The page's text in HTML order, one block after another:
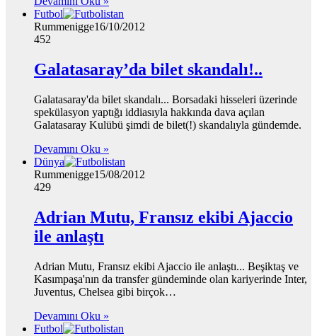
Futbol
Rummenigge16/10/2012
452
Galatasaray’da bilet skandalı!..
Galatasaray'da bilet skandalı... Borsadaki hisseleri üzerinde
spekülasyon yaptığı iddiasıyla hakkında dava açılan
Galatasaray Kulübü şimdi de bilet(!) skandalıyla gündemde.
Devamını Oku »
Dünya
Rummenigge15/08/2012
429
Adrian Mutu, Fransız ekibi Ajaccio
ile anlaştı
Adrian Mutu, Fransız ekibi Ajaccio ile anlaştı... Beşiktaş ve
Kasımpaşa'nın da transfer gündeminde olan kariyerinde Inter,
Juventus, Chelsea gibi birçok…
Devamını Oku »
Futbol